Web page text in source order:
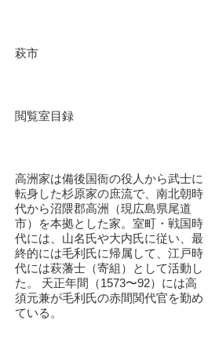
（防府市）
（山口市）
（美祢市）
(美祢市２)
文書
萩市
閲覧室目録
高洲家は備後国衙の役人から武士に
転身した杉原家の庶流で、南北朝時
代から沼隈郡高洲（現広島県尾道
市）を本拠とした家。室町・戦国時
代には、山名氏や大内氏に従い、最
終的には毛利氏に帰属して、江戸時
代には萩藩士（寄組）として活動し
た。 天正年間（1573〜92）には高
須元兼が毛利氏の赤間関代官を勤め
ている。